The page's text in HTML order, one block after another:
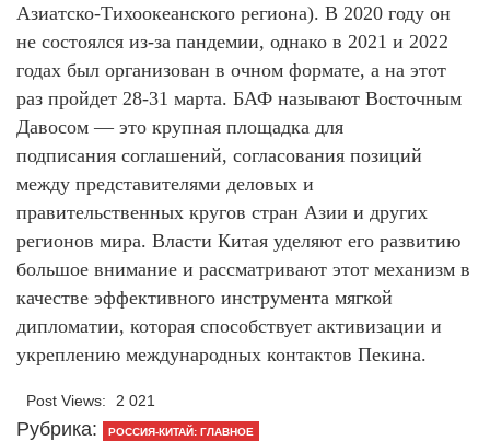
Азиатско-Тихоокеанского региона). В 2020 году он
не состоялся из-за пандемии, однако в 2021 и 2022
годах был организован в очном формате, а на этот
раз пройдет 28-31 марта. БАФ называют Восточным
Давосом — это крупная площадка для
подписания соглашений, согласования позиций
между представителями деловых и
правительственных кругов стран Азии и других
регионов мира. Власти Китая уделяют его развитию
большое внимание и рассматривают этот механизм в
качестве эффективного инструмента мягкой
дипломатии, которая способствует активизации и
укреплению международных контактов Пекина.
Post Views: 2 021
Рубрика: РОССИЯ-КИТАЙ: ГЛАВНОЕ